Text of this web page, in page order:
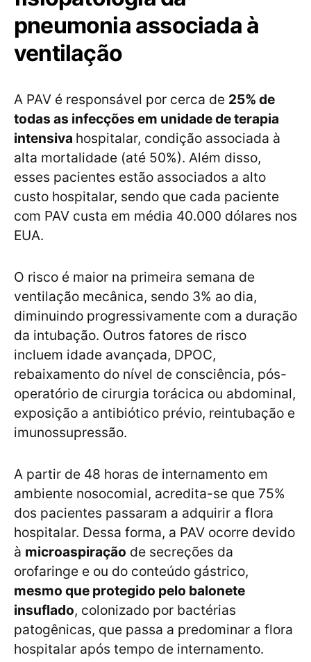
pneumonia associada à
ventilação
A PAV é responsável por cerca de 25% de
todas as infecções em unidade de terapia
intensiva hospitalar, condição associada à
alta mortalidade (até 50%). Além disso,
esses pacientes estão associados a alto
custo hospitalar, sendo que cada paciente
com PAV custa em média 40.000 dólares nos
EUA.
O risco é maior na primeira semana de
ventilação mecânica, sendo 3% ao dia,
diminuindo progressivamente com a duração
da intubação. Outros fatores de risco
incluem idade avançada, DPOC,
rebaixamento do nível de consciência, pós-
operatório de cirurgia torácica ou abdominal,
exposição a antibiótico prévio, reintubação e
imunossupressão.
A partir de 48 horas de internamento em
ambiente nosocomial, acredita-se que 75%
dos pacientes passaram a adquirir a flora
hospitalar. Dessa forma, a PAV ocorre devido
à microaspiração de secreções da
orofaringe e ou do conteúdo gástrico,
mesmo que protegido pelo balonete
insuflado, colonizado por bactérias
patogênicas, que passa a predominar a flora
hospitalar após tempo de internamento.